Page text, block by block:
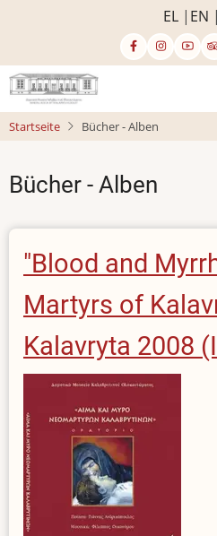
EL EN
Startseite Bücher - Alben
Bücher - Alben
"Blood and
Martyrs of
Kalavryta 2008